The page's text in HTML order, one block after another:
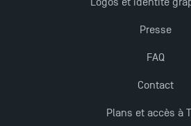
Presse
FAQ
Contact
Plans et accès à